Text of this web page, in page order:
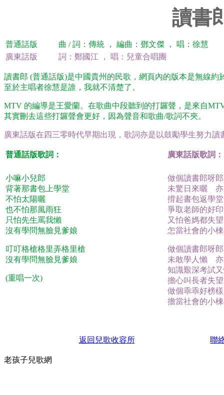
讀
普通話版
曲 / 詞：傳統 ， 編曲：鄧文傑 ， 唱：徐慧
廣東話版
詞：鄭國江 ， 唱：兒童合唱團
讀書郎 (普通話版)是中國貴州的民歌，網頁內的版本是無線
至於主唱者徐慧是誰，我就不清楚了。
MTV 的編導是王愛蘭。在歌曲中段聽到的打鑼聲，是來自
其實刪去這些打鑼聲會更好，因為聲音和歌曲/歌詞不夾。
廣東話版在四三零時代早期出現，歌詞亦是以鼓勵學生努力讀
普通話版歌詞： 廣東話版歌詞：
小嘛小兒郎
背著那書包上學堂
不怕太陽曬
也不怕那風雨狂
只怕先生罵我懶
沒有學問無臉見爹娘
叮叮格槍格里弄格里槍
沒有學問無臉見爹娘
(重唱一次)
做個讀書郎呀
未驚日來曬 亦
揹起書包返學
爭取老師的好
又怕爸媽都失
怎當社會的小
做個讀書郎呀
未敢學人懶 亦
知識艱深考試
擔心叫長者失望
做個乖乖好榜
擔當社會的小
返回兒歌收容所 聯
老孩子兒歌網